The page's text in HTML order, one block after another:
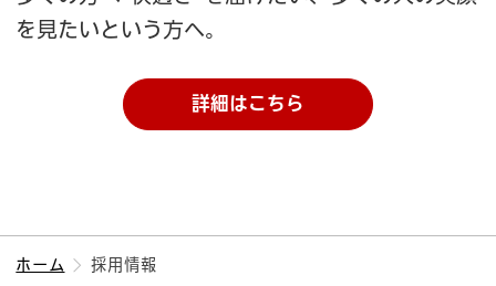
を見たいという方へ。
詳細はこちら
ホーム 採用情報